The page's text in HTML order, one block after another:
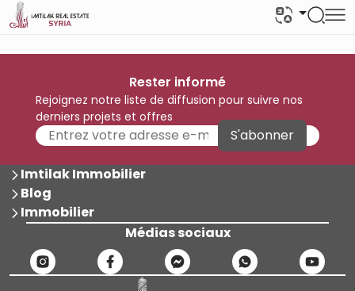
Rester informé
Rejoignez notre liste de diffusion pour suivre nos
derniers projets et offres
S'abonner
Imtilak Immobilier
Blog
Immobilier
Médias sociaux